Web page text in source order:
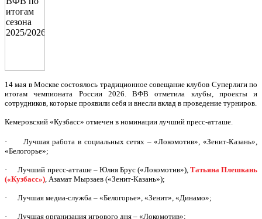
14 мая в Москве состоялось традиционное совещание клубов Суперлиги по
итогам чемпионата России 2026. ВФВ отметила клубы, проекты и
сотрудников, которые проявили себя и внесли вклад в проведение турниров.
Кемеровский «Кузбасс» отмечен в номинации лучший пресс-атташе.
· Лучшая работа в социальных сетях – «Локомотив», «Зенит-Казань»,
«Белогорье»;
· Лучший пресс-атташе – Юлия Брус («Локомотив»), Татьяна Плешкань
(«Кузбасс»), Азамат Мырзаев («Зенит-Казань»);
· Лучшая медиа-служба – «Белогорье», «Зенит», «Динамо»;
· Лучшая организация игрового дня – «Локомотив»;